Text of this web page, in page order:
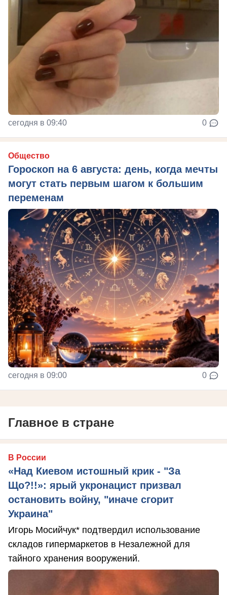
сегодня в 09:40 0
Общество
Гороскоп на 6 августа: день, когда мечты
могут стать первым шагом к большим
переменам
сегодня в 09:00 0
Главное в стране
В России
«Над Киевом истошный крик - "За
Що?!!»: ярый укронацист призвал
остановить войну, "иначе сгорит
Украина"
Игорь Мосийчук* подтвердил использование
складов гипермаркетов в Незалежной для
тайного хранения вооружений.